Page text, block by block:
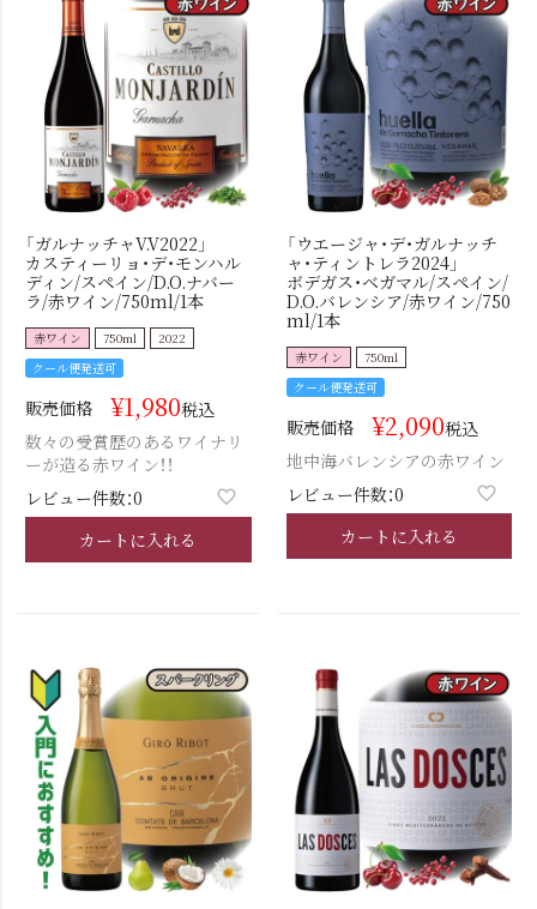
「ガルナッチャV.V2022」
カスティーリョ・デ・モンハル
ディン/スペイン/D.O.ナバー
ラ/赤ワイン/750ml/1本
赤ワイン 750ml
2022
クール便発送可
販売価格 ¥1,980税込
数々の受賞歴のあるワイナリ
ーが造る赤ワイン！！
レビュー件数：0
カートに入れる
「ウエージャ・デ・ガルナッチ
ャ・ティントレラ2024」
ボデガス・ベガマル/スペイン/
D.O.バレンシア/赤ワイン/750
ml/1本
赤ワイン
750ml
クール便発送可
販売価格 ¥2,090税込
地中海バレンシアの赤ワイン
レビュー件数：0
カートに入れる